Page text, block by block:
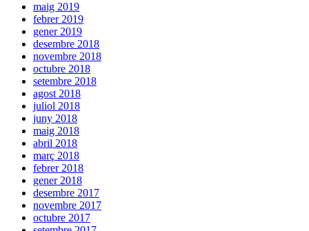
maig 2019
febrer 2019
gener 2019
desembre 2018
novembre 2018
octubre 2018
setembre 2018
agost 2018
juliol 2018
juny 2018
maig 2018
abril 2018
març 2018
febrer 2018
gener 2018
desembre 2017
novembre 2017
octubre 2017